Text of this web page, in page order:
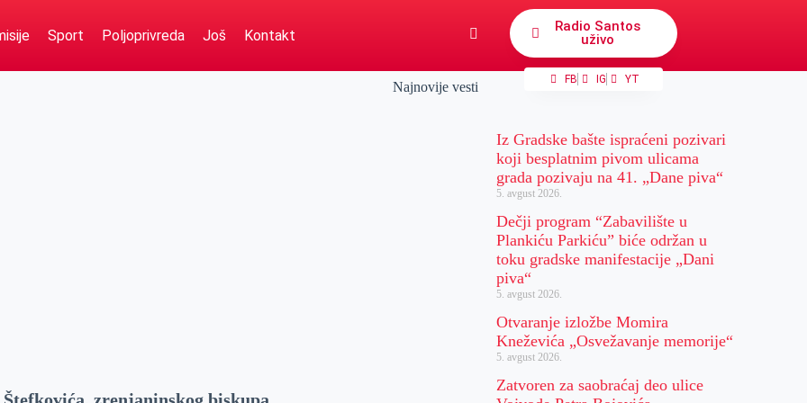
Sport Poljoprivreda Još Kontakt
Radio Santos
uživo
FB IG YT
Najnovije vesti
Iz Gradske bašte ispraćeni pozivari
koji besplatnim pivom ulicama
grada pozivaju na 41. „Dane piva“
5. avgust 2026.
Dečji program “Zabavilište u
Plankiću Parkiću” biće održan u
toku gradske manifestacije „Dani
piva“
5. avgust 2026.
Otvaranje izložbe Momira
Kneževića „Osvežavanje memorije“
5. avgust 2026.
Zatvoren za saobraćaj deo ulice